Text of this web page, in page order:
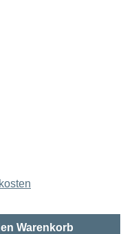
gewünschten
Warenkorb